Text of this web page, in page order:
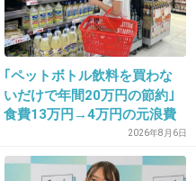
｢ペットボトル飲料を買わな
いだけで年間20万円の節約｣
食費13万円→4万円の元浪費
主婦が買うのをやめた食品5
つ
2026年8月6日